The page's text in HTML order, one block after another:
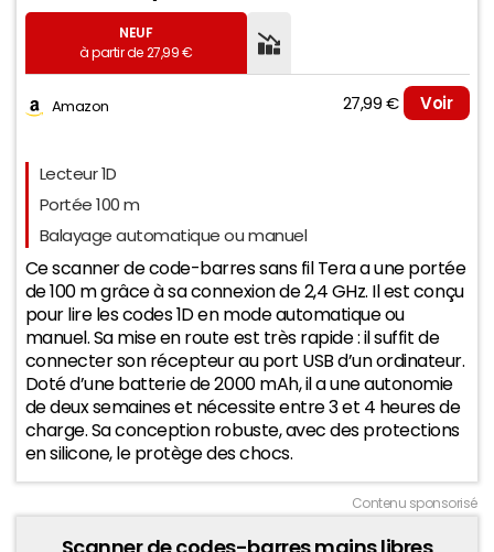
NEUF
à partir de 27,99 €
Amazon 27,99 € Voir
Evolution du prix le plus bas (neuf):
2025 2026
20
40
50
Lecteur 1D
Portée 100 m
Balayage automatique ou manuel
Ce scanner de code-barres sans fil Tera a une portée
de 100 m grâce à sa connexion de 2,4 GHz. Il est conçu
pour lire les codes 1D en mode automatique ou
manuel. Sa mise en route est très rapide : il suffit de
connecter son récepteur au port USB d’un ordinateur.
Doté d’une batterie de 2000 mAh, il a une autonomie
de deux semaines et nécessite entre 3 et 4 heures de
charge. Sa conception robuste, avec des protections
en silicone, le protège des chocs.
Contenu sponsorisé
Scanner de codes-barres mains libres